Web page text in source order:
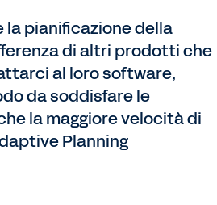
la pianificazione della
di altri prodotti che
al loro software,
da soddisfare le
la maggiore velocità di
Planning